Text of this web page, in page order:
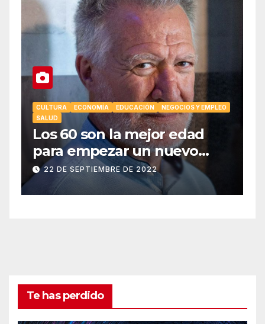
CULTURA ECONOMÍA EDUCACIÓN
NEGOCIOS Y EMPLEO
SALUD
Los 60 son la mejor edad
para empezar un nuevo
negocio.
22 DE SEPTIEMBRE DE 2022
Te has perdido